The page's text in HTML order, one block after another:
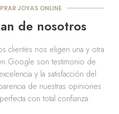
JOYAS ONLINE
de nosotros
clientes nos eligen una y otra
Google son testimonio de
y la satisfacción del
de nuestras opiniones
con total confianza.